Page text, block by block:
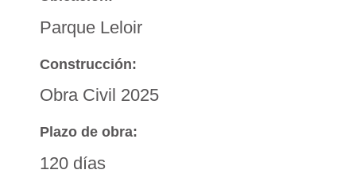
Parque Leloir
Construcción:
Obra Civil 2025
Plazo de obra:
120 días